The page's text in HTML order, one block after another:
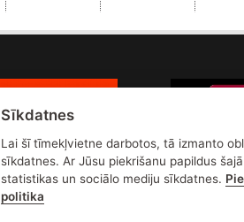
Sīkdatnes
Lai šī tīmekļvietne darbotos, tā izmanto
sīkdatnes. Ar Jūsu piekrišanu papildus
statistikas un sociālo mediju sīkdatnes.
politika